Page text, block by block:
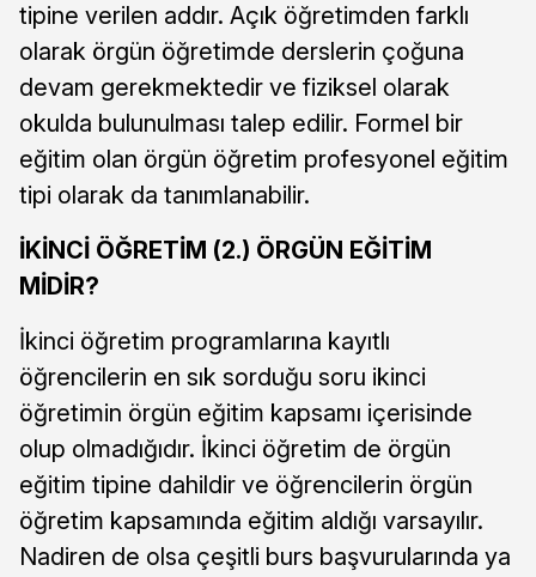
tipine verilen addır. Açık öğretimden farklı
olarak örgün öğretimde derslerin çoğuna
devam gerekmektedir ve fiziksel olarak
okulda bulunulması talep edilir. Formel bir
eğitim olan örgün öğretim profesyonel eğitim
tipi olarak da tanımlanabilir.
İKİNCİ ÖĞRETİM (2.) ÖRGÜN EĞİTİM
MİDİR?
İkinci öğretim programlarına kayıtlı
öğrencilerin en sık sorduğu soru ikinci
öğretimin örgün eğitim kapsamı içerisinde
olup olmadığıdır. İkinci öğretim de örgün
eğitim tipine dahildir ve öğrencilerin örgün
öğretim kapsamında eğitim aldığı varsayılır.
Nadiren de olsa çeşitli burs başvurularında ya